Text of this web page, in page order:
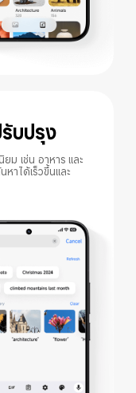
บปรุง
ม เช่น อาหาร และ
าได้เร็วขึ้นและ